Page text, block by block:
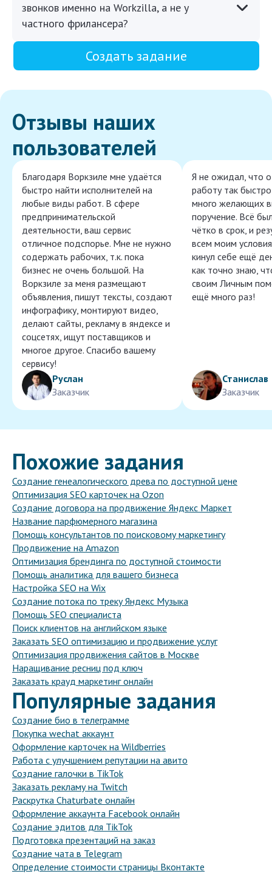
звонков именно на Workzilla, а не у
частного фрилансера?
Создать задание
Отзывы наших
пользователей
Благодаря Воркзиле мне удаётся
быстро найти исполнителей на
любые виды работ. В сфере
предпринимательской
деятельности, ваш сервис
отличное подспорье. Мне не нужно
содержать рабочих, т.к. пока
бизнес не очень большой. На
Воркзиле за меня размещают
объявления, пишут тексты, создают
инфографику, монтируют видео,
делают сайты, рекламу в яндексе и
соцсетях, ищут поставщиков и
многое другое. Спасибо вашему
сервису!
Руслан
Заказчик
Я не ожидал, что
работу так
много желающих
поручение. Всё
чётко в срок, и
всем моим
кинул себе ещё
как точно знаю,
своим Личным
ещё много раз!
Станислав
Заказчик
Похожие задания
Создание генеалогического древа по доступной цене
Оптимизация SEO карточек на Ozon
Создание договора на продвижение Яндекс Маркет
Название парфюмерного магазина
Помощь консультантов по поисковому маркетингу
Продвижение на Amazon
Оптимизация брендинга по доступной стоимости
Помощь аналитика для вашего бизнеса
Настройка SEO на Wix
Создание потока по треку Яндекс Музыка
Помощь SEO специалиста
Поиск клиентов на английском языке
Заказать SEO оптимизацию и продвижение услуг
Оптимизация продвижения сайтов в Москве
Наращивание ресниц под ключ
Заказать крауд маркетинг онлайн
Популярные задания
Создание био в телеграмме
Покупка wechat аккаунт
Оформление карточек на Wildberries
Работа с улучшением репутации на авито
Создание галочки в TikTok
Заказать рекламу на Twitch
Раскрутка Chaturbate онлайн
Оформление аккаунта Facebook онлайн
Создание эдитов для TikTok
Подготовка презентаций на заказ
Создание чата в Telegram
Определение стоимости страницы Вконтакте